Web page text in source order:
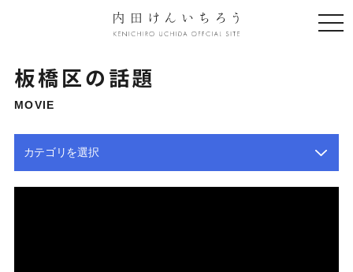
板橋区の話題
MOVIE